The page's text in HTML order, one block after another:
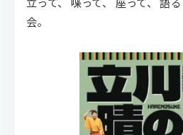
会。